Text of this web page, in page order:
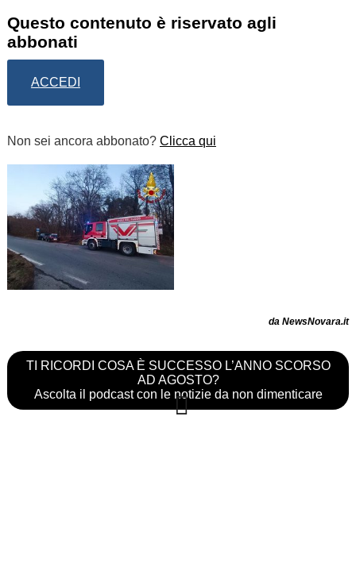
Questo contenuto è riservato agli
abbonati
ACCEDI
Non sei ancora abbonato? Clicca qui
da NewsNovara.it
TI RICORDI COSA È SUCCESSO L’ANNO SCORSO
AD AGOSTO?
Ascolta il podcast con le notizie da non dimenticare